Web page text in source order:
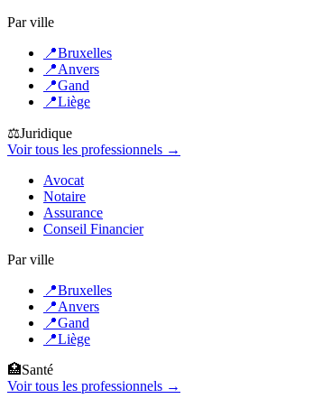
Par ville
📍Bruxelles
📍Anvers
📍Gand
📍Liège
⚖️Juridique
Voir tous les professionnels →
Avocat
Notaire
Assurance
Conseil Financier
Par ville
📍Bruxelles
📍Anvers
📍Gand
📍Liège
🏥Santé
Voir tous les professionnels →